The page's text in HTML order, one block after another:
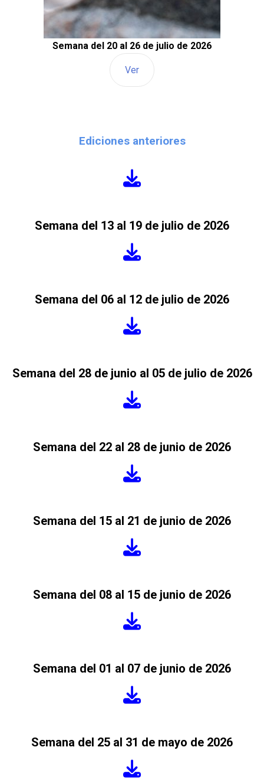
Semana del 20 al 26 de julio de 2026
Ver
Ediciones anteriores
Semana del 13 al 19 de julio de 2026
Semana del 06 al 12 de julio de 2026
Semana del 28 de junio al 05 de julio de 2026
Semana del 22 al 28 de junio de 2026
Semana del 15 al 21 de junio de 2026
Semana del 08 al 15 de junio de 2026
Semana del 01 al 07 de junio de 2026
Semana del 25 al 31 de mayo de 2026